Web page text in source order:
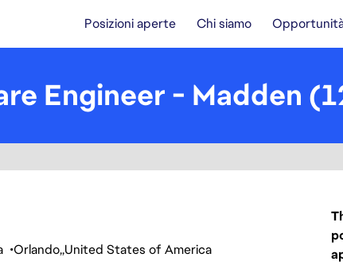
Posizioni aperte Chi siamo
Engineer - Madden
Orlando United States of America